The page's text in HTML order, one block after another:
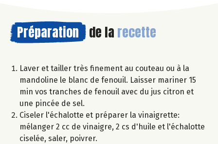
Préparation de la recette
Laver et tailler très finement au couteau ou à la
mandoline le blanc de fenouil. Laisser mariner 15
min vos tranches de fenouil avec du jus citron et
une pincée de sel.
Ciseler l'échalotte et préparer la vinaigrette:
mélanger 2 cc de vinaigre, 2 cs d'huile et l'échalotte
ciselée, saler, poivrer.